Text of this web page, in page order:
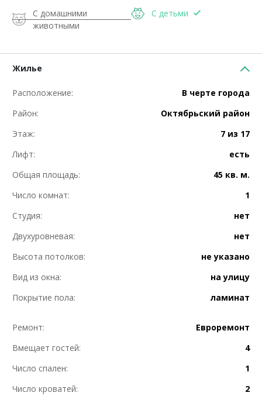
С домашними
животными
С детьми
Жилье
Расположение:
В черте города
Район:
Октябрьский район
Этаж:
7 из 17
Лифт:
есть
Общая площадь:
45 кв. м.
Число комнат:
1
Студия:
нет
Двухуровневая:
нет
Высота потолков:
не указано
Вид из окна:
на улицу
Покрытие пола:
ламинат
Ремонт:
Евроремонт
Вмещает гостей:
4
Число спален:
1
Число кроватей:
2